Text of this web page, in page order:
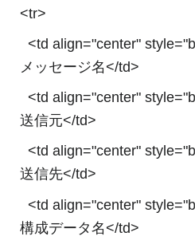
<tr>
<td align="center"
メッセージ名</td>
<td align="center"
送信元</td>
<td align="center"
送信先</td>
<td align="center"
構成データ名</td>